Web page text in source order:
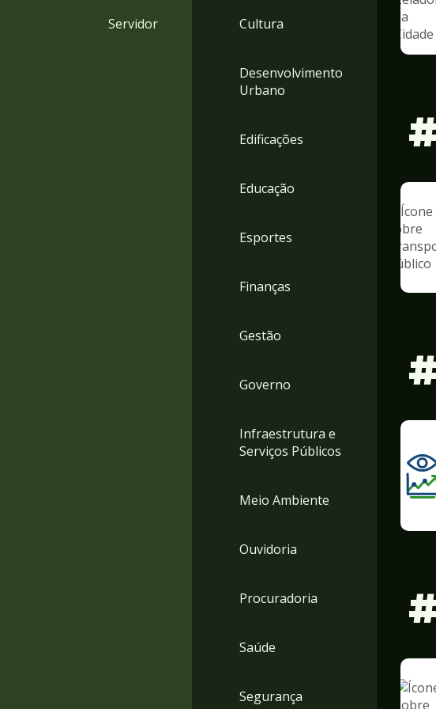
Servidor Cultura
Desenvolvimento
Urbano
Edificações
Educação
Esportes
Finanças
Gestão
Governo
Infraestrutura e
Serviços Públicos
Meio Ambiente
Ouvidoria
Procuradoria
Saúde
Segurança